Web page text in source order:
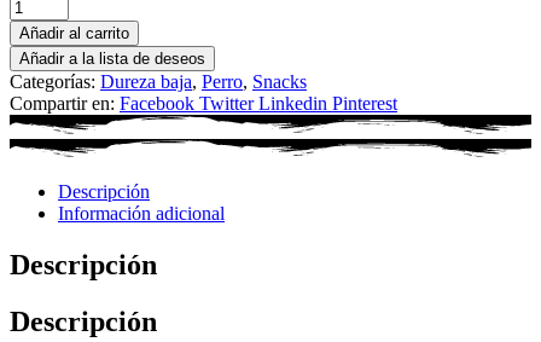
Añadir al carrito
Añadir a la lista de deseos
Categorías: Dureza baja, Perro, Snacks
Compartir en: Facebook Twitter Linkedin Pinterest
Descripción
Información adicional
Descripción
Descripción